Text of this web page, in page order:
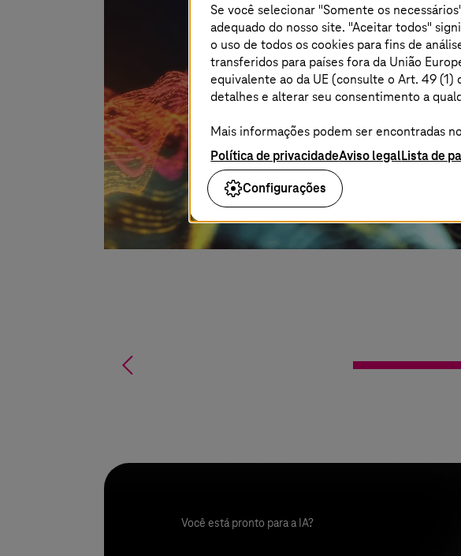
%
Você está pronto para a IA?
Se você selecionar "Somente os
adequado do nosso site. "Aceitar todos"
o uso de todos os cookies para fins de
transferidos para países fora da União
equivalente ao da UE (consulte o Art. 49
detalhes e alterar seu consentimento a
Mais informações podem ser encontradas
Política de privacidadeAviso legalLista de
Configurações